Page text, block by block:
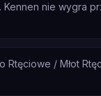
nie wygra
Rtęciowe / Młot